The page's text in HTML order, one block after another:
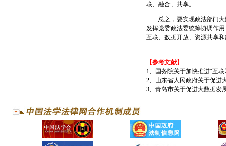
联、融合、共享。
总之，要实现政法部门大
发挥党委政法委统筹协调作
互联、数据开放、资源共享
【参考文献】
1、国务院关于加快推进“互
2、山东省人民政府关于促进
3、青岛市关于促进大数据发